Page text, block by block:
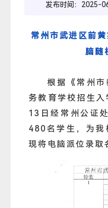
发布时间：2025-
常州市武进区前
脑随
根据《常州
务教育学校招生
13日经常州公证
480名学生，为我
现将电脑派位录取